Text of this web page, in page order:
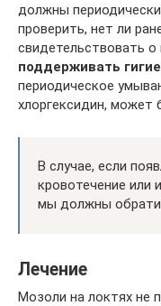
должны
проверить, нет ли
свидетельствовать
поддерживать
периодическое
хлоргексидин, может
В случае, если
кровотечение или
мы должны
Лечение
Мозоли на локтях не